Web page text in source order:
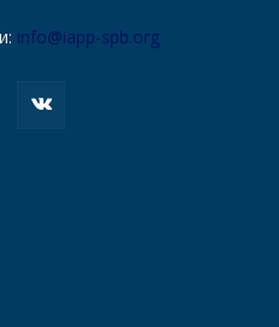
info@iapp-spb.org